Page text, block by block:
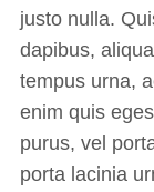
justo nulla.
dapibus,
tempus urna,
enim quis
purus, vel
porta lacinia